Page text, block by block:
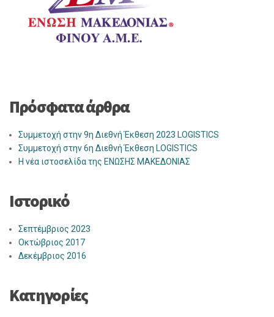
Πρόσφατα άρθρα
Συμμετοχή στην 9η Διεθνή Έκθεση 2023 LOGISTICS
Συμμετοχή στην 6η Διεθνή Έκθεση LOGISTICS
Η νέα ιστοσελίδα της ΕΝΩΣΗΣ ΜΑΚΕΔΟΝΙΑΣ
Ιστορικό
Σεπτέμβριος 2023
Οκτώβριος 2017
Δεκέμβριος 2016
Kατηγορίες